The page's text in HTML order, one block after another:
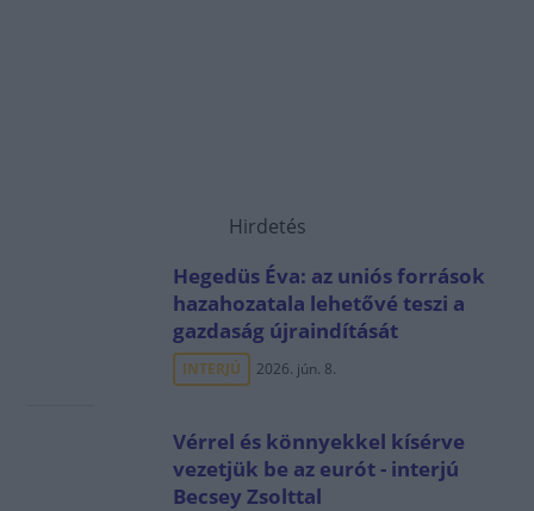
Hirdetés
Hegedüs Éva: az uniós források
hazahozatala lehetővé teszi a
gazdaság újraindítását
INTERJÚ 2026. jún. 8.
Vérrel és könnyekkel kísérve
vezetjük be az eurót - interjú
Becsey Zsolttal